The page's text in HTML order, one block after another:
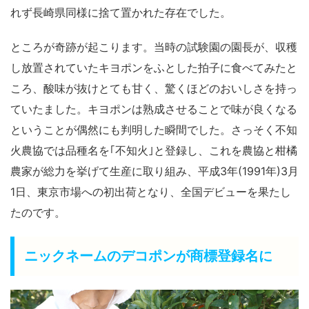
れず長崎県同様に捨て置かれた存在でした。
ところが奇跡が起こります。当時の試験園の園長が、収穫
し放置されていたキヨポンをふとした拍子に食べてみたと
ころ、酸味が抜けとても甘く、驚くほどのおいしさを持っ
ていたました。キヨポンは熟成させることで味が良くなる
ということが偶然にも判明した瞬間でした。さっそく不知
火農協では品種名を｢不知火｣と登録し、これを農協と柑橘
農家が総力を挙げて生産に取り組み、平成3年(1991年)3月
1日、東京市場への初出荷となり、全国デビューを果たし
たのです。
ニックネームのデコポンが商標登録名に